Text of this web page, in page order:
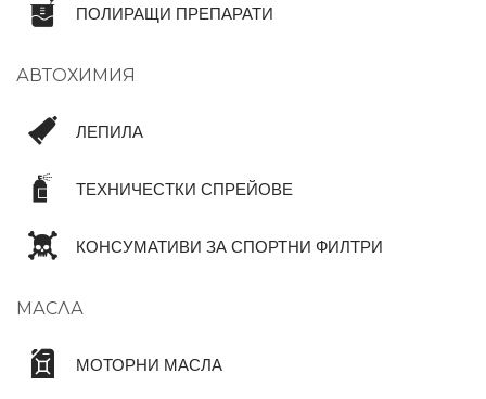
ПОЛИРАЩИ ПРЕПАРАТИ
АВТОХИМИЯ
ЛЕПИЛА
ТЕХНИЧЕСТКИ СПРЕЙОВЕ
КОНСУМАТИВИ ЗА СПОРТНИ ФИЛТРИ
МАСЛА
МОТОРНИ МАСЛА